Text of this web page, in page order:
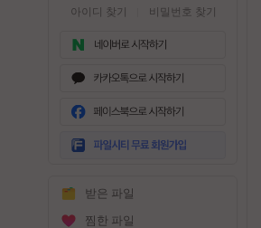
군체 #넷플릭스
아이디 찾기 비밀번호 찾기
가
입
받은 파일
찜한 파일